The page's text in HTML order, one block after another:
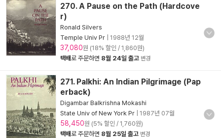
270. A Pause on the Path (Hardcove
r)
Ronald Silvers
Temple Univ Pr
1988년 12월
37,080원 (18% 할인 / 1,860원)
택배로 주문하면 8월 24일 출고 변경
271. Palkhi: An Indian Pilgrimage (Pap
erback)
Digambar Balkrishna Mokashi
State Univ of New York Pr
1987년 07월
58,450원 (5% 할인 / 1,760원)
택배로 주문하면 8월 25일 출고 변경